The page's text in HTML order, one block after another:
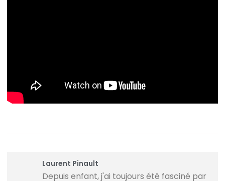
Laurent Pinault
Depuis enfant, j'ai toujours été fasciné par